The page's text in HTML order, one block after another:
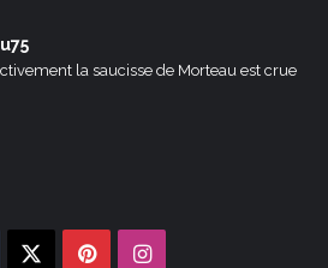
la saucisse de Morteau est crue
Facebook PinterestInstagram